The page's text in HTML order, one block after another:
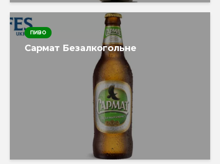
ПИВО
Сармат Безалкогольне